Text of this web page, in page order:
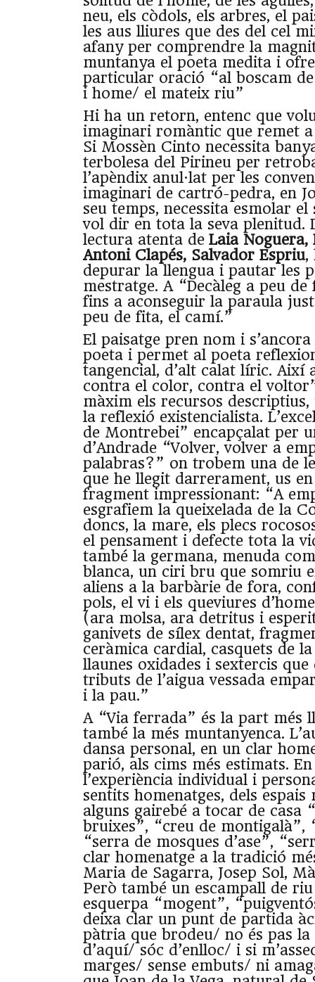
neu, els còdols, els arbres, el
les aus lliures que des del cel
afany per comprendre la
muntanya el poeta medita i
particular oració “al boscam
i home/ el mateix riu”
Hi ha un retorn, entenc que
imaginari romàntic que remet a
Si Mossèn Cinto necessita
terbolesa del Pirineu per
l’apèndix anul·lat per les
imaginari de cartró-pedra, en
seu temps, necessita esmolar el
vol dir en tota la seva plenitud.
lectura atenta de Laia
Antoni Clapés, Salvador Espriu,
depurar la llengua i pautar les
mestratge. A “Decàleg a peu
fins a aconseguir la paraula
peu de fita, el camí.”
El paisatge pren nom i
poeta i permet al poeta
tangencial, d’alt calat líric. Així
contra el color, contra el
màxim els recursos
la reflexió existencialista.
de Montrebei” encapçalat per
d’Andrade “Volver, volver a
palabras?” on trobem una de
que he llegit darrerament, us
fragment impressionant: “A
esgrafiem la queixelada de la
doncs, la mare, els plecs
el pensament i defecte tota la
també la germana, menuda
blanca, un ciri bru que somriu
aliens a la barbàrie de fora,
pols, el vi i els queviures
(ara molsa, ara detritus i
ganivets de sílex dentat,
ceràmica cardial, casquets de
llaunes oxidades i sextercis que
tributs de l’aigua vessada
i la pau.”
A “Via ferrada” és la part més
també la més muntanyenca.
dansa personal, en un clar
parió, als cims més estimats.
l’experiència individual i
sentits homenatges, dels espais
alguns gairebé a tocar de casa
bruixes”, “creu de montigalà”,
“serra de mosques d’ase”,
clar homenatge a la tradició
Maria de Sagarra, Josep Sol,
Però també un escampall de
esquerpa “mogent”,
deixa clar un punt de partida
pàtria que brodeu/ no és pas la
d’aquí/ sóc d’enlloc/ i si
marges/ sense embuts/ ni